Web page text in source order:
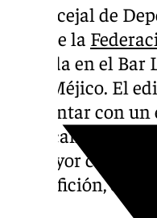
El concejal de
sede de la
ubicada en el
calle Méjico. El
por contar con
destacando que
su mayor
gran afición,